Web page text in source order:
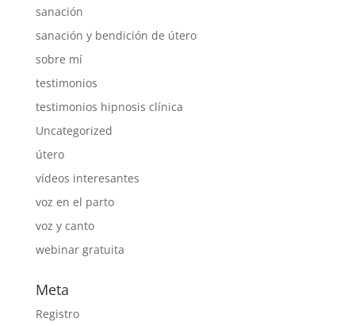
sanación
sanación y bendición de útero
sobre mí
testimonios
testimonios hipnosis clínica
Uncategorized
útero
vídeos interesantes
voz en el parto
voz y canto
webinar gratuita
Meta
Registro